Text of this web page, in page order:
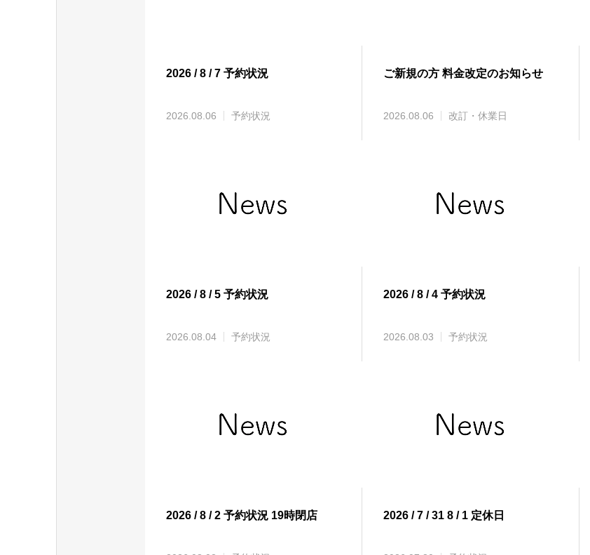
2026 / 8 / 7 予約状況
2026.08.06 予約状況
ご新規の方 料金改定のお知らせ
2026.08.06 改訂・休業日
2026 / 8 / 5 予約状況
2026.08.04 予約状況
2026 / 8 / 4 予約状況
2026.08.03 予約状況
2026 / 8 / 2 予約状況 19時閉店 2026 / 7 / 31 8 / 1 定休日